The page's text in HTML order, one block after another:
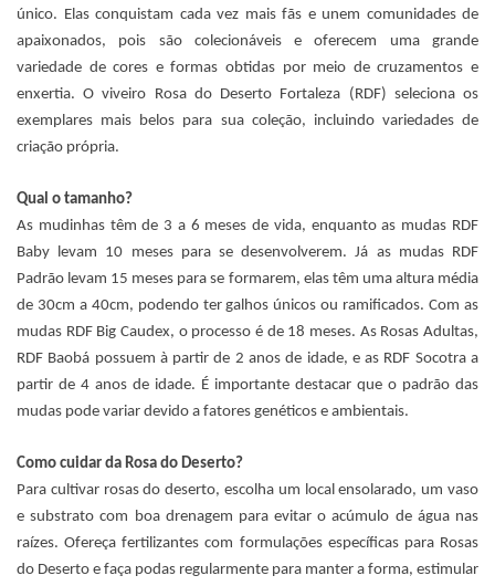
único. Elas conquistam cada vez mais fãs e unem comunidades de
apaixonados, pois são colecionáveis e oferecem uma grande
variedade de cores e formas obtidas por meio de cruzamentos e
enxertia. O viveiro Rosa do Deserto Fortaleza (RDF) seleciona os
exemplares mais belos para sua coleção, incluindo variedades de
criação própria.
Qual o tamanho?
As mudinhas têm de 3 a 6 meses de vida, enquanto as mudas RDF
Baby levam 10 meses para se desenvolverem. Já as mudas RDF
Padrão levam 15 meses para se formarem, elas têm uma altura média
de 30cm a 40cm, podendo ter galhos únicos ou ramificados. Com as
mudas RDF Big Caudex, o processo é de 18 meses. As Rosas Adultas,
RDF Baobá possuem à partir de 2 anos de idade, e as RDF Socotra a
partir de 4 anos de idade. É importante destacar que o padrão das
mudas pode variar devido a fatores genéticos e ambientais.
Como cuidar da Rosa do Deserto?
Para cultivar rosas do deserto, escolha um local ensolarado, um vaso
e substrato com boa drenagem para evitar o acúmulo de água nas
raízes. Ofereça fertilizantes com formulações específicas para Rosas
do Deserto e faça podas regularmente para manter a forma, estimular